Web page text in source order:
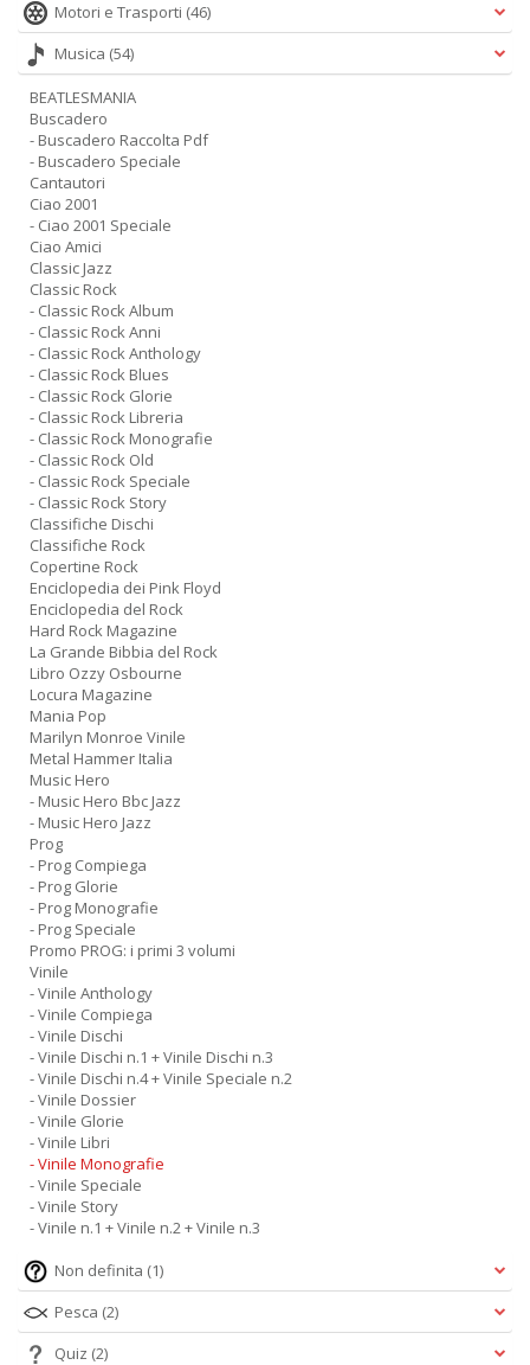
Motori e Trasporti (46)
Musica (54)
BEATLESMANIA
Buscadero
- Buscadero Raccolta Pdf
- Buscadero Speciale
Cantautori
Ciao 2001
- Ciao 2001 Speciale
Ciao Amici
Classic Jazz
Classic Rock
- Classic Rock Album
- Classic Rock Anni
- Classic Rock Anthology
- Classic Rock Blues
- Classic Rock Glorie
- Classic Rock Libreria
- Classic Rock Monografie
- Classic Rock Old
- Classic Rock Speciale
- Classic Rock Story
Classifiche Dischi
Classifiche Rock
Copertine Rock
Enciclopedia dei Pink Floyd
Enciclopedia del Rock
Hard Rock Magazine
La Grande Bibbia del Rock
Libro Ozzy Osbourne
Locura Magazine
Mania Pop
Marilyn Monroe Vinile
Metal Hammer Italia
Music Hero
- Music Hero Bbc Jazz
- Music Hero Jazz
Prog
- Prog Compiega
- Prog Glorie
- Prog Monografie
- Prog Speciale
Promo PROG: i primi 3 volumi
Vinile
- Vinile Anthology
- Vinile Compiega
- Vinile Dischi
- Vinile Dischi n.1 + Vinile Dischi n.3
- Vinile Dischi n.4 + Vinile Speciale n.2
- Vinile Dossier
- Vinile Glorie
- Vinile Libri
- Vinile Monografie
- Vinile Speciale
- Vinile Story
- Vinile n.1 + Vinile n.2 + Vinile n.3
Non definita (1)
Pesca (2)
Quiz (2)